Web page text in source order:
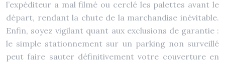
l’expéditeur a mal filmé ou cerclé les palettes avant le
départ, rendant la chute de la marchandise inévitable.
Enfin, soyez vigilant quant aux exclusions de garantie :
le simple stationnement sur un parking non surveillé
peut faire sauter définitivement votre couverture en